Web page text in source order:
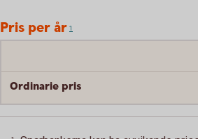
Pris per år 1
Ordinarie pris